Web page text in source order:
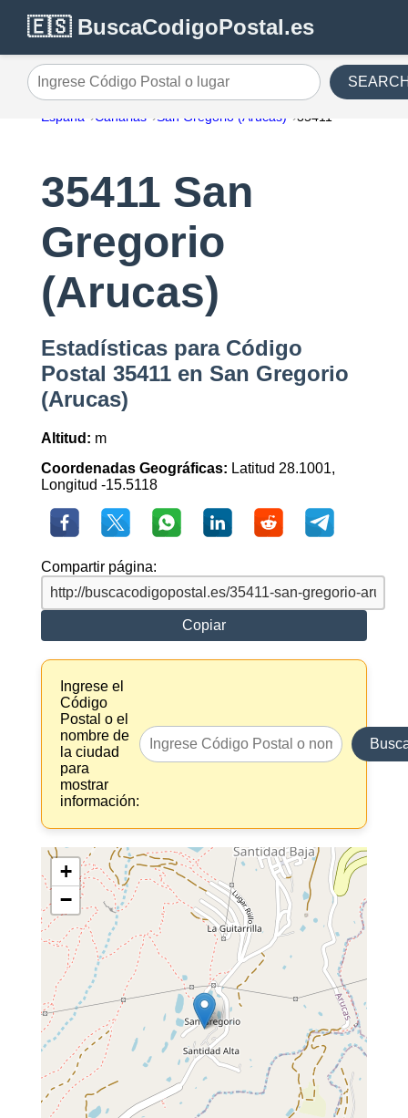
🇪🇸 BuscaCodigoPostal.es
Ingrese Código Postal o lugar
España Canarias San Gregorio (Arucas) 35411
35411 San
Gregorio
(Arucas)
Estadísticas para Código
Postal 35411 en San Gregorio
(Arucas)
Altitud: m
Coordenadas Geográficas: Latitud 28.1001,
Longitud -15.5118
Compartir página:
Copiar
Ingrese el
Código
Postal o el
nombre de
la ciudad
para
mostrar
información:
+
−